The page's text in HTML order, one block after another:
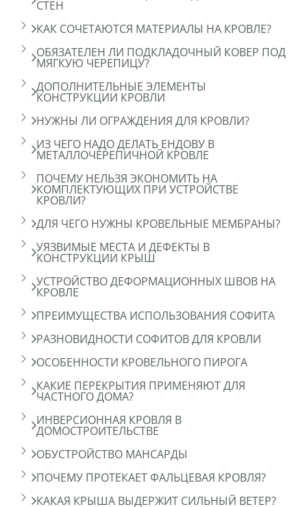
СТЕН
КАК СОЧЕТАЮТСЯ МАТЕРИАЛЫ НА КРОВЛЕ?
ОБЯЗАТЕЛЕН ЛИ ПОДКЛАДОЧНЫЙ КОВЕР ПОД
МЯГКУЮ ЧЕРЕПИЦУ?
ДОПОЛНИТЕЛЬНЫЕ ЭЛЕМЕНТЫ
КОНСТРУКЦИИ КРОВЛИ
НУЖНЫ ЛИ ОГРАЖДЕНИЯ ДЛЯ КРОВЛИ?
ИЗ ЧЕГО НАДО ДЕЛАТЬ ЕНДОВУ В
МЕТАЛЛОЧЕРЕПИЧНОЙ КРОВЛЕ
ПОЧЕМУ НЕЛЬЗЯ ЭКОНОМИТЬ НА
КОМПЛЕКТУЮЩИХ ПРИ УСТРОЙСТВЕ
КРОВЛИ?
ДЛЯ ЧЕГО НУЖНЫ КРОВЕЛЬНЫЕ МЕМБРАНЫ?
УЯЗВИМЫЕ МЕСТА И ДЕФЕКТЫ В
КОНСТРУКЦИИ КРЫШ
УСТРОЙСТВО ДЕФОРМАЦИОННЫХ ШВОВ НА
КРОВЛЕ
ПРЕИМУЩЕСТВА ИСПОЛЬЗОВАНИЯ СОФИТА
РАЗНОВИДНОСТИ СОФИТОВ ДЛЯ КРОВЛИ
ОСОБЕННОСТИ КРОВЕЛЬНОГО ПИРОГА
КАКИЕ ПЕРЕКРЫТИЯ ПРИМЕНЯЮТ ДЛЯ
ЧАСТНОГО ДОМА?
ИНВЕРСИОННАЯ КРОВЛЯ В
ДОМОСТРОИТЕЛЬСТВЕ
ОБУСТРОЙСТВО МАНСАРДЫ
ПОЧЕМУ ПРОТЕКАЕТ ФАЛЬЦЕВАЯ КРОВЛЯ?
КАКАЯ КРЫША ВЫДЕРЖИТ СИЛЬНЫЙ ВЕТЕР?